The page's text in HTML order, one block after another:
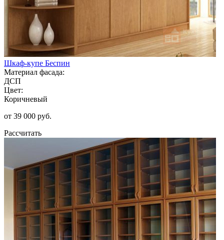
Шкаф-купе Беспин
Материал фасада:
ДСП
Цвет:
Коричневый
от 39 000 руб.
Рассчитать